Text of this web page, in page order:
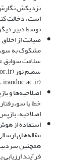
نزدیکش نگارش
است، دخالت
توسط دبیر
صیانت از
مشکوک به
سلامت سوابق
(https://tik.irandoc.ac.ir) در این راستا الزامی است.
اصلاحیه‌ها و
خطا یا
اصلاحیه،
استفاده از
مقاله‌های
همچنین
فرآیند